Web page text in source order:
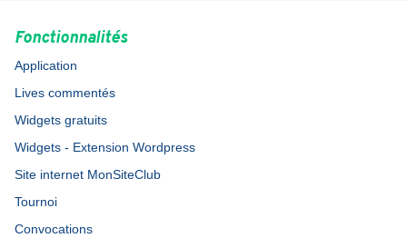
Fonctionnalités
Application
Lives commentés
Widgets gratuits
Widgets - Extension Wordpress
Site internet MonSiteClub
Tournoi
Convocations